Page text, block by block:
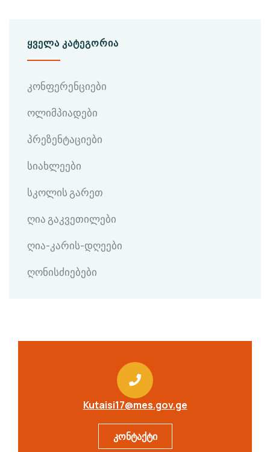
ᲧᲕᲔᲚᲐ ᲙᲐᲢᲔᲒᲝᲠᲘᲐ
კონფერენციები
ოლიმპიადები
პრეზენტაციები
სიახლეები
სკოლის გარეთ
ღია გაკვეთილები
ღია-კარის-დღეები
ღონისძიებები
Kutaisi17@mes.gov.ge
კონტაქტი